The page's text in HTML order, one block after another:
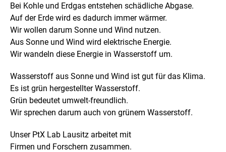
Bei Kohle und Erdgas entstehen schädliche Abgase.
Auf der Erde wird es dadurch immer wärmer.
Wir wollen darum Sonne und Wind nutzen.
Aus Sonne und Wind wird elektrische Energie.
Wir wandeln diese Energie in Wasserstoff um.
Wasserstoff aus Sonne und Wind ist gut für das Klima.
Es ist grün hergestellter Wasserstoff.
Grün bedeutet umwelt-freundlich.
Wir sprechen darum auch von grünem Wasserstoff.
Unser PtX Lab Lausitz arbeitet mit
Firmen und Forschern zusammen.